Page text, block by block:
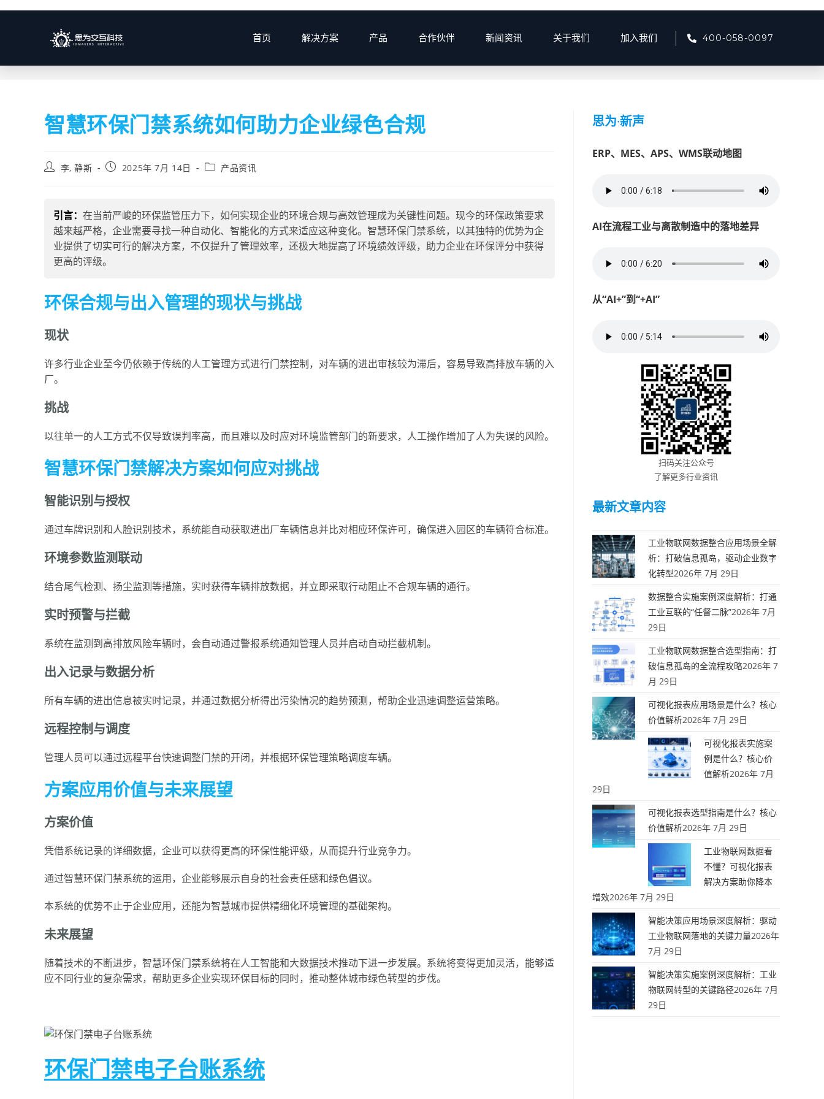
首页 解决方案 产品 合作伙伴 新闻资讯 关于我们 加入我们 400-058-0097
博客 > 2025 7月 > 14 > 产品资讯 > 智慧环保门禁系统如何助力企业绿色合规
智慧环保门禁系统如何助力企业绿色合规
李, 静斯 2025年 7月 14日 产品资讯
引言： 在当前严峻的环保监管压力下，如何实现企业的环境合规与高效管理成为关键性问题。现今的环保政策要求
越来越严格，企业需要寻找一种自动化、智能化的方式来适应这种变化。智慧环保门禁系统，以其独特的优势为企
业提供了切实可行的解决方案，不仅提升了管理效率，还极大地提高了环境绩效评级，助力企业在环保评分中获得
更高的评级。
环保合规与出入管理的现状与挑战
现状
许多行业企业至今仍依赖于传统的人工管理方式进行门禁控制，对车辆的进出审核较为滞后，容易导致高排放车辆的入
厂。
挑战
以往单一的人工方式不仅导致误判率高，而且难以及时应对环境监管部门的新要求，人工操作增加了人为失误的风险。
智慧环保门禁解决方案如何应对挑战
智能识别与授权
通过车牌识别和人脸识别技术，系统能自动获取进出厂车辆信息并比对相应环保许可，确保进入园区的车辆符合标准。
环境参数监测联动
结合尾气检测、扬尘监测等措施，实时获得车辆排放数据，并立即采取行动阻止不合规车辆的通行。
实时预警与拦截
系统在监测到高排放风险车辆时，会自动通过警报系统通知管理人员并启动自动拦截机制。
出入记录与数据分析
所有车辆的进出信息被实时记录，并通过数据分析得出污染情况的趋势预测，帮助企业迅速调整运营策略。
远程控制与调度
管理人员可以通过远程平台快速调整门禁的开闭，并根据环保管理策略调度车辆。
方案应用价值与未来展望
方案价值
凭借系统记录的详细数据，企业可以获得更高的环保性能评级，从而提升行业竞争力。
通过智慧环保门禁系统的运用，企业能够展示自身的社会责任感和绿色倡议。
本系统的优势不止于企业应用，还能为智慧城市提供精细化环境管理的基础架构。
未来展望
随着技术的不断进步，智慧环保门禁系统将在人工智能和大数据技术推动下进一步发展。系统将变得更加灵活，能够适
应不同行业的复杂需求，帮助更多企业实现环保目标的同时，推动整体城市绿色转型的步伐。
环保门禁电子台账系统
思为·新声
ERP、MES、APS、WMS联动地图
AI在流程工业与离散制造中的落地差异
从“AI+”到“+AI”
扫码关注公众号
了解更多行业资讯
最新文章内容
工业物联网数据整合应用场景全解
析：打破信息孤岛，驱动企业数字
化转型2026年 7月 29日
数据整合实施案例深度解析：打通
工业互联的“任督二脉”2026年 7月
29日
工业物联网数据整合选型指南：打
破信息孤岛的全流程攻略2026年 7
月 29日
可视化报表应用场景是什么？核心
价值解析2026年 7月 29日
可视化报表实施案
例是什么？核心价
值解析2026年 7月
29日
可视化报表选型指南是什么？核心
价值解析2026年 7月 29日
工业物联网数据看
不懂？可视化报表
解决方案助你降本
增效2026年 7月 29日
智能决策应用场景深度解析：驱动
工业物联网落地的关键力量2026年
7月 29日
智能决策实施案例深度解析：工业
物联网转型的关键路径2026年 7月
29日